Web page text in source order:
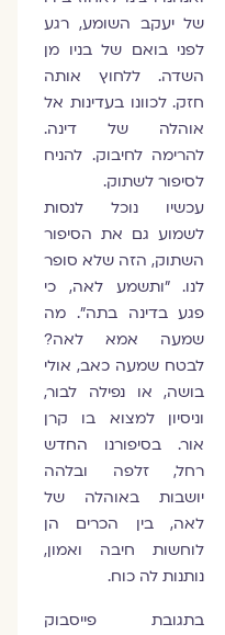
של יעקב השומע, רגע
לפני בואם של בניו מן
השדה. ללחוץ אותה
חזק. לכוונו בעדינות אל
אוהלה של דינה.
להרימה לחיבוק. להניח
לסיפור לשתוק.
עכשיו נוכל לנסות
לשמוע גם את הסיפור
השתוק, הזה שלא סופר
לנו. "ותשמע לאה, כי
פגע בדינה בתה". מה
שמעה אמא לאה?
לבטח שמעה כאב, אולי
בושה, או נפילה לבור,
וניסיון למצוא בו קרן
אור. בסיפורנו החדש
רחל, זלפה ובלהה
יושבות באוהלה של
לאה, בין הכרים הן
לוחשות חיבה ואמון,
נותנות לה כוח.
בתגובת פייסבוק